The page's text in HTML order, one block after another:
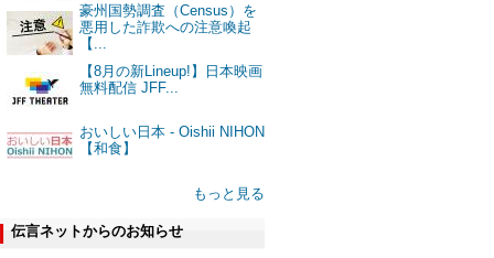
豪州国勢調査（Census）を
悪用した詐欺への注意喚起
【...
【8月の新Lineup!】日本映画
無料配信 JFF...
おいしい日本 - Oishii NIHON
【和食】
もっと見る
伝言ネットからのお知らせ